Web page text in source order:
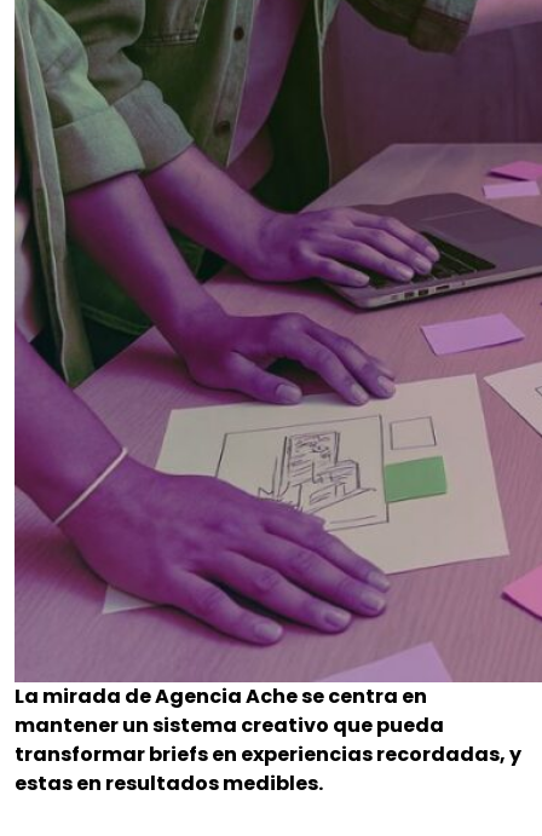
La mirada de Agencia Ache se centra en
mantener un sistema creativo que pueda
transformar briefs en experiencias recordadas, y
estas en resultados medibles.